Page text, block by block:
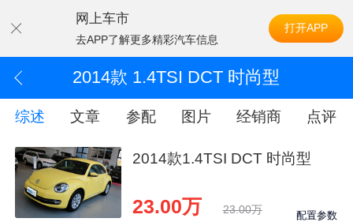
网上车市
去APP了解更多精彩汽车信息
打开APP
2014款 1.4TSI DCT 时尚型
综述 文章 参配 图片 经销商 点评
2014款1.4TSI DCT 时尚型
23.00万 23.00万 配置参数